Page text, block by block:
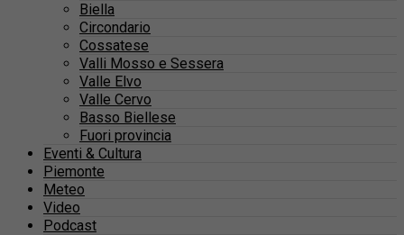
Biella
Circondario
Cossatese
Valli Mosso e Sessera
Valle Elvo
Valle Cervo
Basso Biellese
Fuori provincia
Eventi & Cultura
Piemonte
Meteo
Video
Podcast